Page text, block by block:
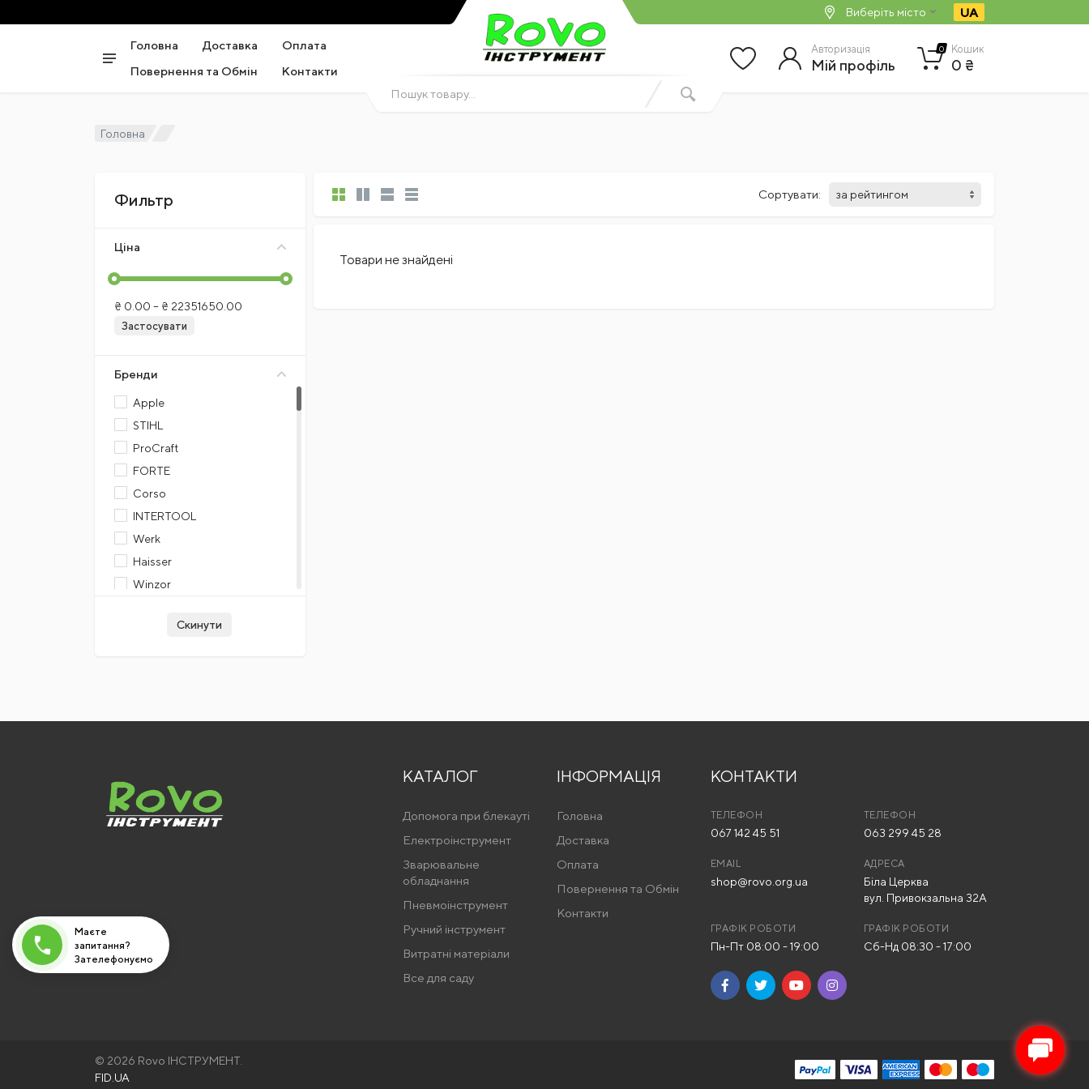
Виберіть місто UA
Головна Доставка
Оплата
Повернення та Обмін
Контакти
Авторизація
Мій профіль
0 Кошик
0 ₴
Головна
Фильтр
Ціна
₴ 0.00 – ₴ 22351650.00
Застосувати
Бренди
Apple
STIHL
ProCraft
FORTE
Corso
INTERTOOL
Werk
Haisser
Winzor
Grunhelm
Favorit
Right Hausen
Polystar Abrasiv
Sprut
Budmonster
Sigma
Horoz Electric
Скинути
Сортувати:
Товари не знайдені
КАТАЛОГ
Допомога при блекауті
Електроінструмент
Зварювальне
обладнання
Пневмоінструмент
Ручний інструмент
Витратні матеріали
Все для саду
ІНФОРМАЦІЯ
Головна
Доставка
Оплата
Повернення та Обмін
Контакти
КОНТАКТИ
ТЕЛЕФОН
067 142 45 51
ТЕЛЕФОН
063 299 45 28
EMAIL
shop@rovo.org.ua
АДРЕСА
Біла Церква
вул. Привокзальна 32А
ГРАФІК РОБОТИ
Пн-Пт 08:00 - 19:00
ГРАФІК РОБОТИ
Сб-Нд 08:30 - 17:00
© 2026 Rovo ІНСТРУМЕНТ.
FID.UA
Маєте
запитання?
Зателефонуємо
вам!